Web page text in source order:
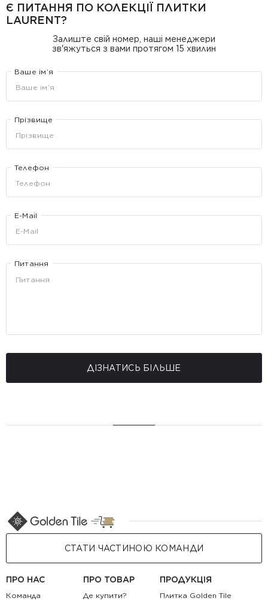
Є ПИТАННЯ ПО КОЛЕКЦІЇ ПЛИТКИ
LAURENT?
Залиште свій номер, наші менеджери
зв'яжуться з вами протягом 15 хвилин
Ваше ім’я
Прізвище
Телефон
E-Mail
Питання
ДІЗНАТИСЬ БІЛЬШЕ
СТАТИ ЧАСТИНОЮ КОМАНДИ
ПРО НАС
Команда
ПРО ТОВАР
Де купити?
ПРОДУКЦІЯ
Плитка Golden Tile